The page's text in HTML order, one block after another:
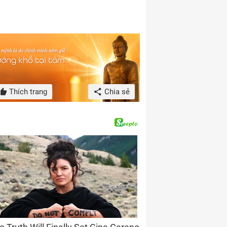
Thích trang Chia sẻ